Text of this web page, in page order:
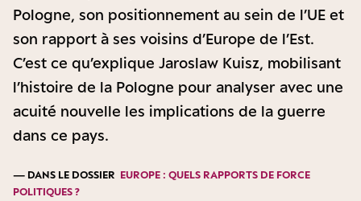
Pologne, son positionnement au sein de l’UE et
son rapport à ses voisins d’Europe de l’Est.
C’est ce qu’explique Jaroslaw Kuisz, mobilisant
l’histoire de la Pologne pour analyser avec une
acuité nouvelle les implications de la guerre
dans ce pays.
— DANS LE DOSSIER EUROPE : QUELS RAPPORTS DE FORCE
POLITIQUES ?